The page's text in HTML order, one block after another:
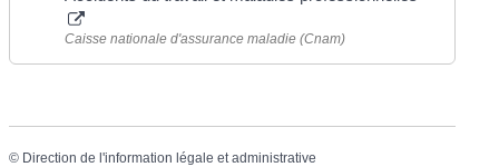
Caisse nationale d'assurance maladie (Cnam)
© Direction de l'information légale et administrative